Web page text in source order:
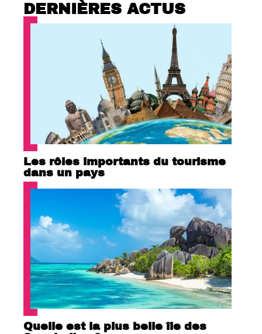
DERNIÈRES ACTUS
Les rôles importants du tourisme
dans un pays
Quelle est la plus belle île des